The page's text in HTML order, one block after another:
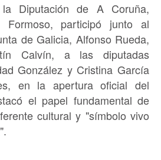
Diputación de A Coruña,
Formoso, participó junto al
de Galicia, Alfonso Rueda,
Calvín, a las diputadas
González y Cristina García
en la apertura oficial del
el papel fundamental de
cultural y "símbolo vivo